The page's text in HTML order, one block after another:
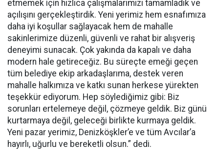
etmemek için hızlıca çalışmalarımızı tamamladık ve
açılışını gerçekleştirdik. Yeni yerimiz hem esnafımıza
daha iyi koşullar sağlayacak hem de mahalle
sakinlerimize düzenli, güvenli ve rahat bir alışveriş
deneyimi sunacak. Çok yakında da kapalı ve daha
modern hale getireceğiz. Bu süreçte emeği geçen
tüm belediye ekip arkadaşlarıma, destek veren
mahalle halkımıza ve katkı sunan herkese yürekten
teşekkür ediyorum. Hep söylediğimiz gibi: Biz
sorunları ertelemeye değil, çözmeye geldik. Biz günü
kurtarmaya değil, geleceği birlikte kurmaya geldik.
Yeni pazar yerimiz, Denizköşkler’e ve tüm Avcılar’a
hayırlı, uğurlu ve bereketli olsun.” dedi.